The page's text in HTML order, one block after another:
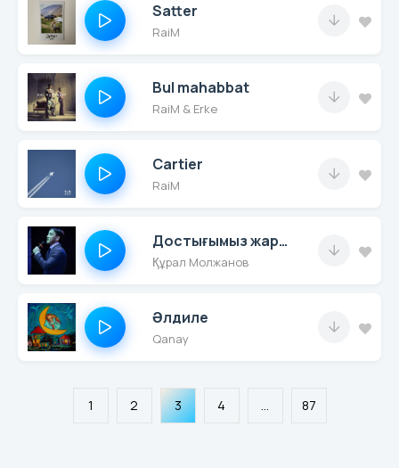
Satter
RaiM
Bul mahabbat
RaiM & Erke
Cartier
RaiM
Достығымыз жарасқан
Құрал Молжанов
Әлдиле
Qanay
1 2 3 4 ... 87